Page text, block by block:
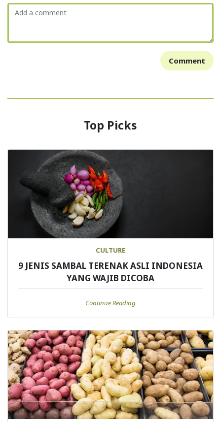
Comment
Top Picks
CULTURE
9 JENIS SAMBAL TERENAK ASLI INDONESIA
YANG WAJIB DICOBA
Continue Reading